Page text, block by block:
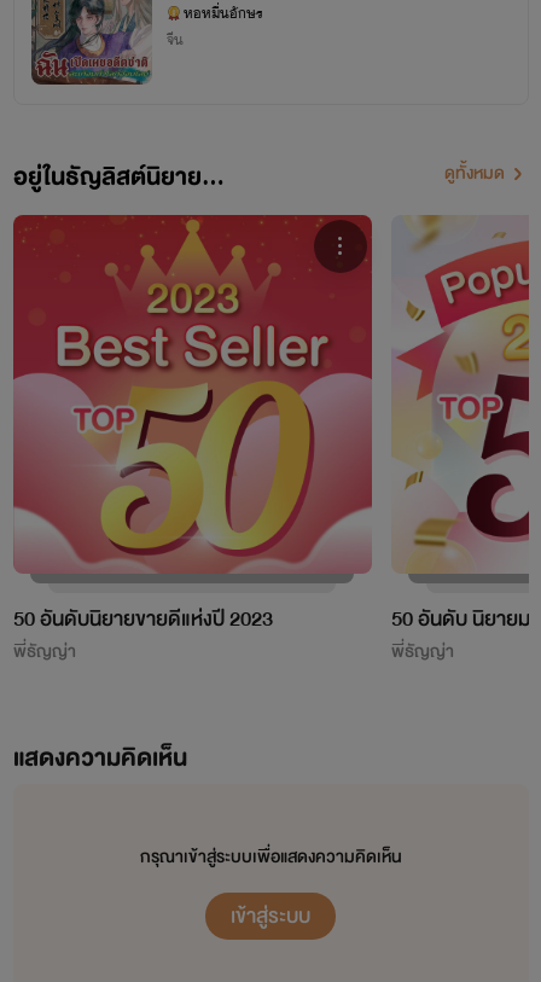
โปรเจกต์ "หอหมื่นอักษร" เป็นโปรเจกต์ที่ซื้อลิขสิทธิ์นิยายออนไลน์มาอย่างถูกต้อง
เผยแพร่อย่างเป็นทางการโดย OokbeeU และ China Literature
เจ้าของลิขสิทธิ์ต้นฉบับ China Literature
นิยายทุกเรื่องที่อยู่ในโปรเจกต์หอหมื่นอักษรเราเป็นนิยายที่เก๋อเก๋อพยายามพิถีพิถันคัดเลือก
มาอย่างเต็มความสามารถโดยผ่านการเรียบเรียงและกลั่นกรองด้วยความตั้งใจของเหล่านักแปล เพื่อ
อย่างพึงพอใจ และเชื่อมั่นว่านายท่านจะสนับสนุนนิยายของเราอย่างถูกลิขสิทธิ์ เพื่อเป็นกำลังใจใน
ถ้าหากนายท่านพบเห็นนิยายของหอหมื่นอักษรถูกนำไปเผยแพร่อย่างผิดลิขสิทธิ์ที่ใด
หอหมื่นอักษร
จีน
อยู่ในธัญลิสต์นิยาย... ดูทั้งหมด
50 อันดับนิยายขายดีแห่งปี 2023
พี่ธัญญ่า
50 อันดับ นิยายม
พี่ธัญญ่า
แสดงความคิดเห็น
กรุณาเข้าสู่ระบบเพื่อแสดงความคิดเห็น
เข้าสู่ระบบ